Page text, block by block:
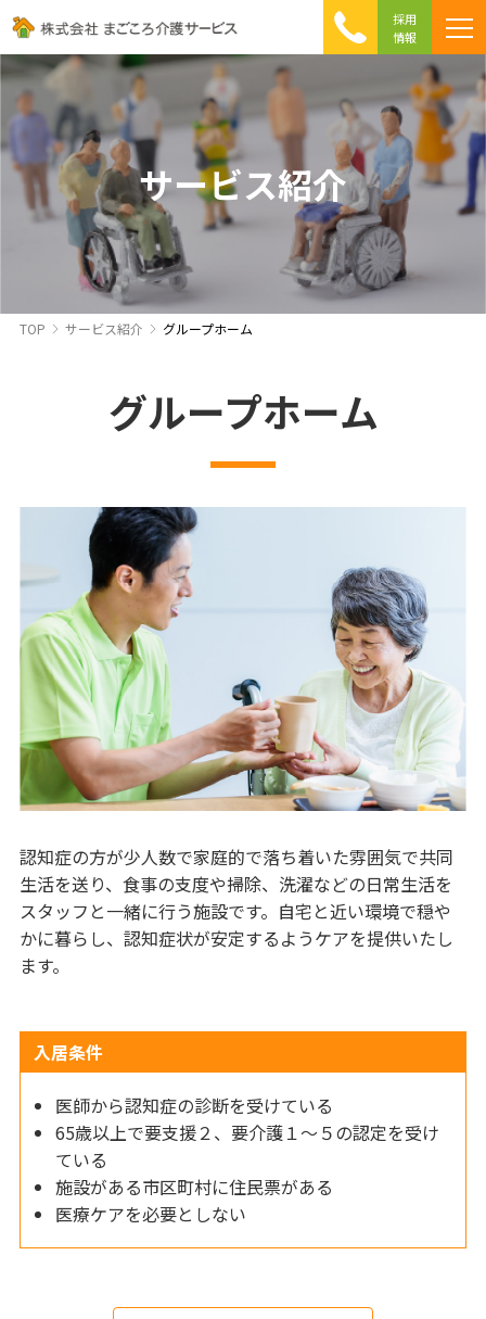
採用
情報
ころ介護の特徴
への取り組み
相談 Q&A
て介護を利用する方へ
サービス紹介
TOP サービス紹介 グループホーム
グループホーム
認知症の方が少人数で家庭的で落ち着いた雰囲気で共同
生活を送り、食事の支度や掃除、洗濯などの日常生活を
スタッフと一緒に行う施設です。自宅と近い環境で穏や
かに暮らし、認知症状が安定するようケアを提供いたし
ます。
入居条件
医師から認知症の診断を受けている
65歳以上で要支援２、要介護１～５の認定を受け
ている
施設がある市区町村に住民票がある
医療ケアを必要としない